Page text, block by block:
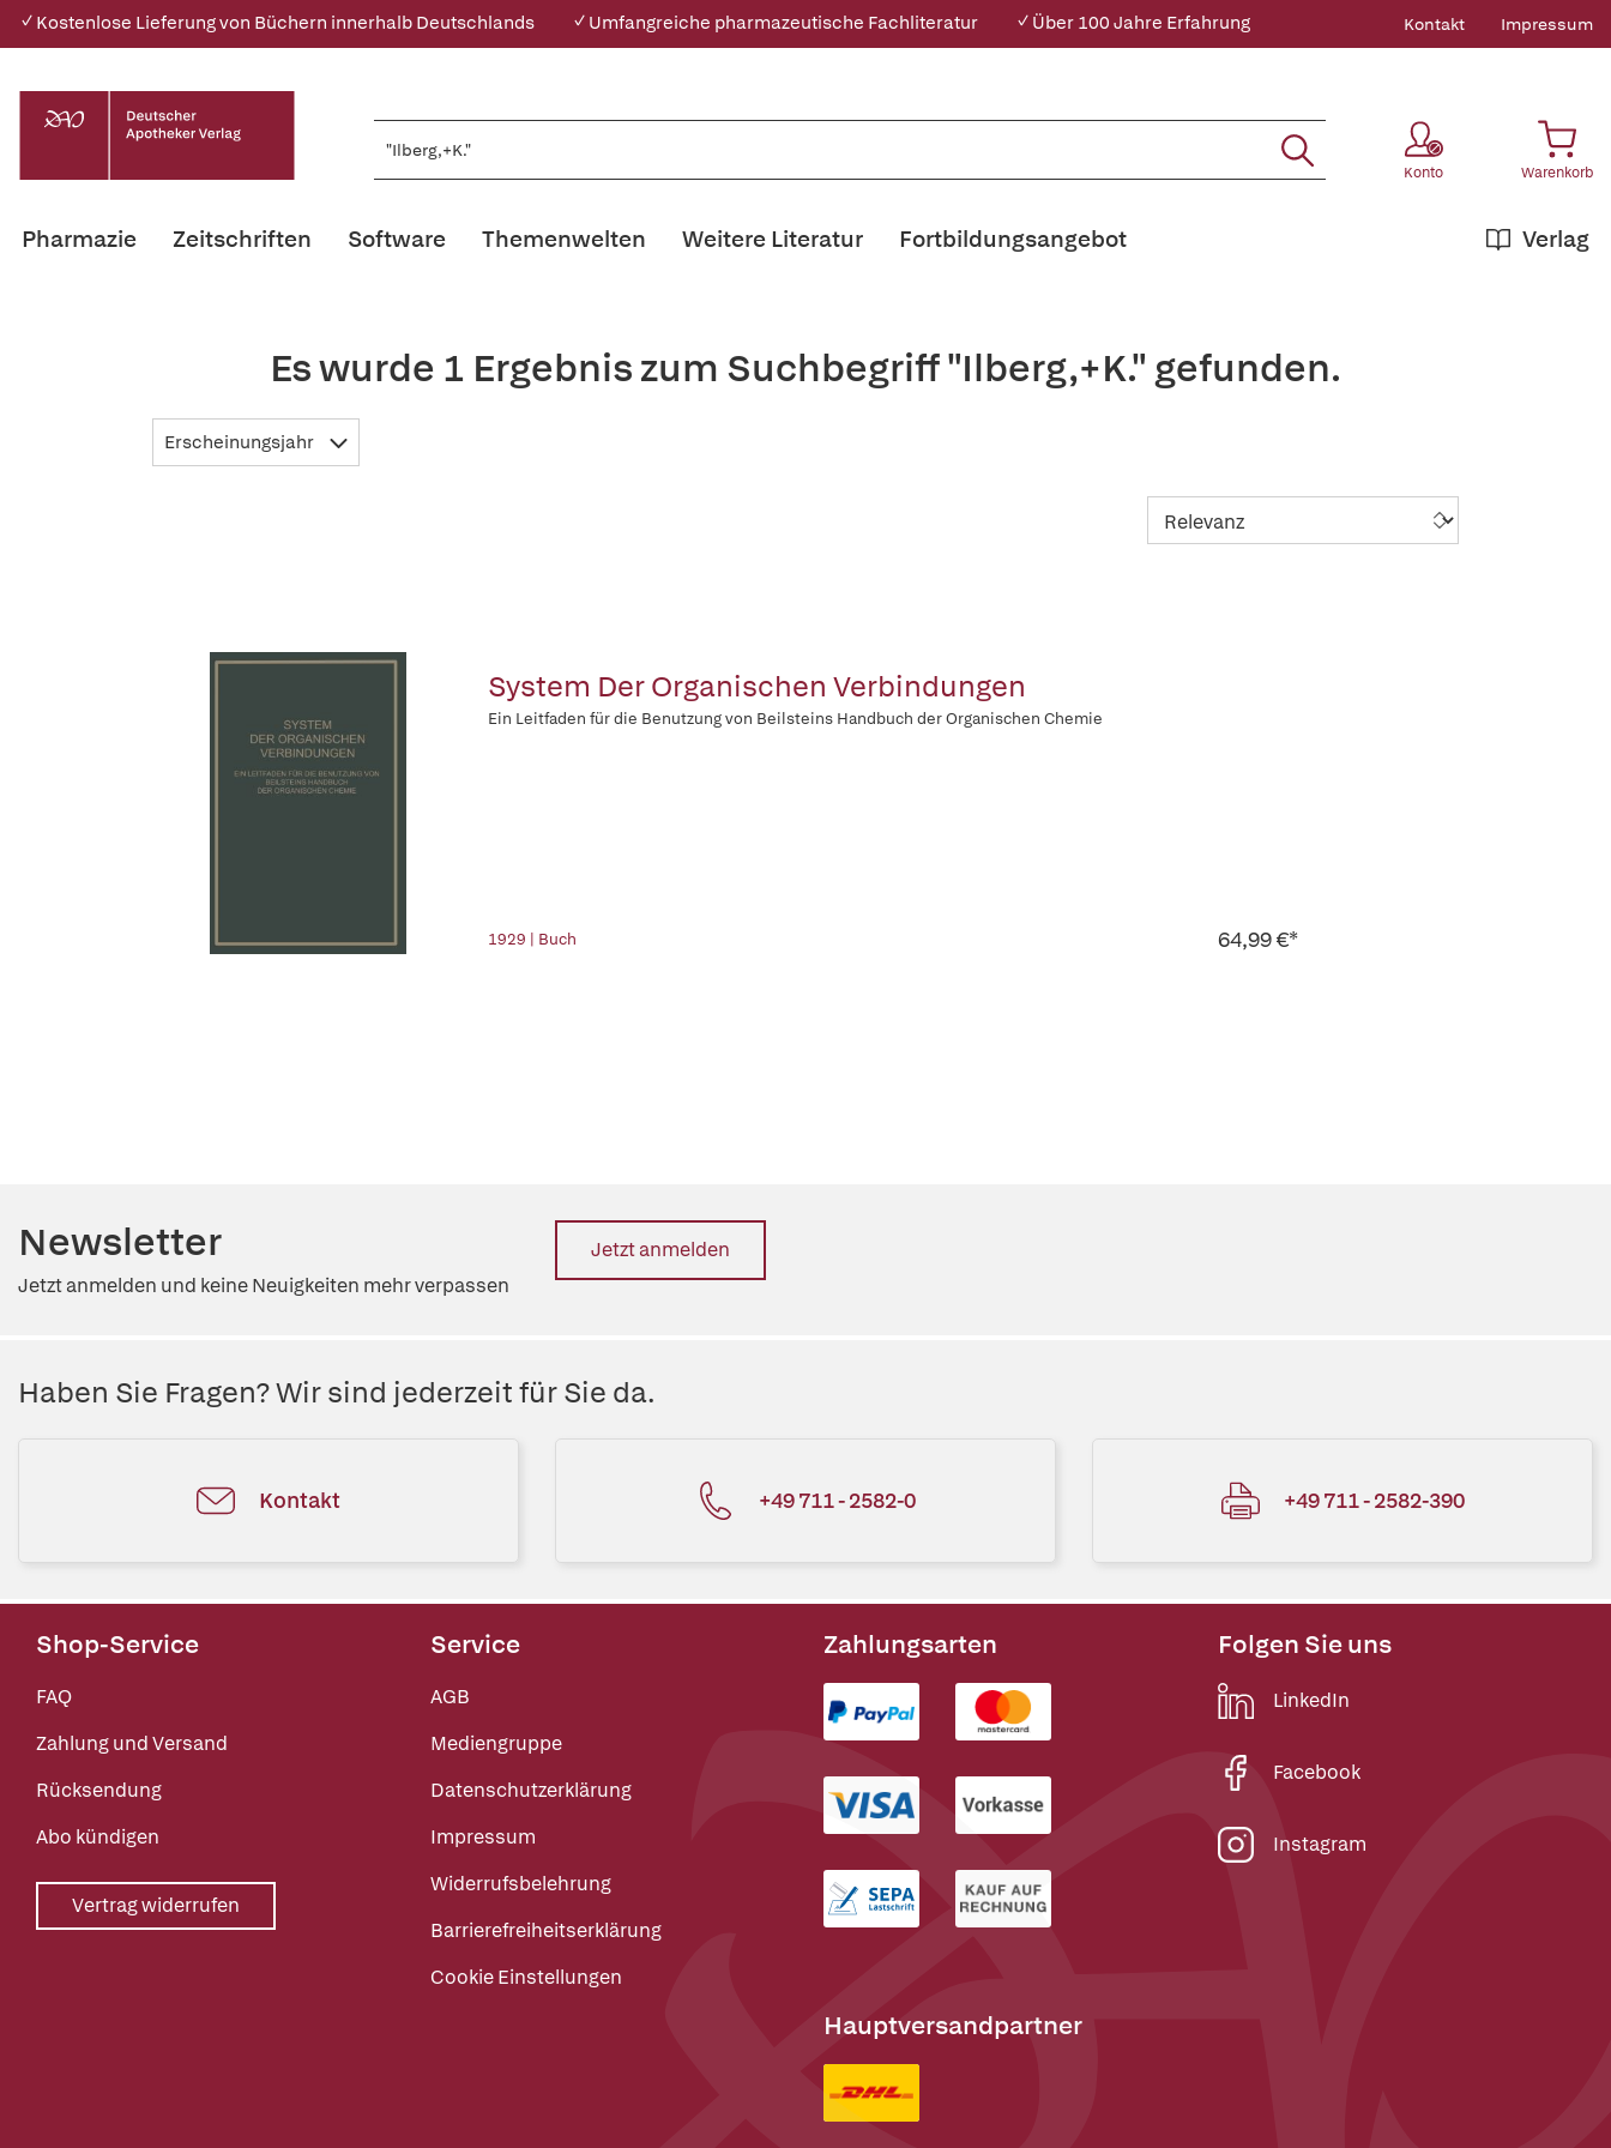
✓ Kostenlose Lieferung von Büchern innerhalb Deutschlands ✓ Umfangreiche pharmazeutische Fachliteratur ✓ Über 100 Jahre Erfahrung Kontakt Impressum
Konto Warenkorb
Pharmazie Zeitschriften Software Themenwelten Weitere Literatur Verlag
Fortbildungsangebot
Es wurde 1 Ergebnis zum Suchbegriff "Ilberg,+K." gefunden.
Erscheinungsjahr
System Der Organischen Verbindungen
Ein Leitfaden für die Benutzung von Beilsteins Handbuch der Organischen Chemie
1929 | Buch 64,99 €*
Newsletter
Jetzt anmelden und keine Neuigkeiten mehr verpassen
Jetzt anmelden
Haben Sie Fragen? Wir sind jederzeit für Sie da.
Kontakt +49 711 - 2582-0 +49 711 - 2582-390
Shop-Service
FAQ
Zahlung und Versand
Rücksendung
Abo kündigen
Vertrag widerrufen
Service
AGB
Mediengruppe
Datenschutzerklärung
Impressum
Widerrufsbelehrung
Barrierefreiheitserklärung
Cookie Einstellungen
Zahlungsarten
Hauptversandpartner
Folgen Sie uns
LinkedIn
Facebook
Instagram